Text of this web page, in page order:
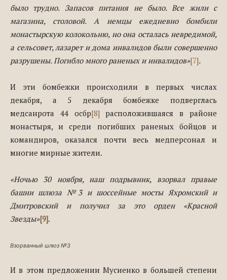
было трудно. Запасов питания не было. Все жили с
магазина, столовой. А немцы ежедневно бомбили
монастырскую колокольню, но она осталась невредимой,
а сельсовет, лазарет и дома инвалидов были совершенно
разрушены. Погибло много раненых и инвалидов»[7].
И эти бомбежки происходили в первых числах
декабря, а 5 декабря бомбежке подверглась
медсанрота 44 осбр[8] расположившаяся в районе
монастыря, и среди погибших раненых бойцов и
командиров, оказался почти весь медперсонал и
многие мирные жители.
«Ночью 30 ноября, наш подрывник, взорвал правые
башни шлюза №3 и шоссейные мосты Яхромский и
Дмитровский и получил за это орден «Красной
Звезды»[9].
Взорванный шлюз №3
И в этом предложении Мусиенко в большей степени